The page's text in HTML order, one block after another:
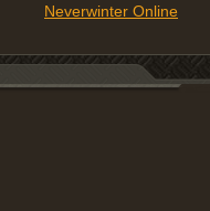
Neverwinter Online